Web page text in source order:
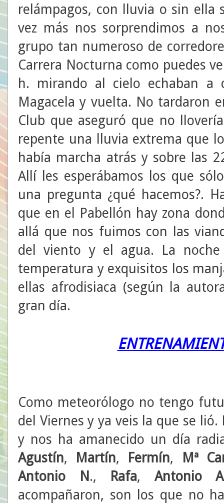
relámpagos, con lluvia o sin ella
vez más nos sorprendimos a
grupo tan numeroso de
Carrera Nocturna como puedes
h. mirando al cielo echaban a
Magacela y vuelta. No tardaron
Club que aseguró que no
repente una lluvia extrema que
había marcha atrás y sobre las
Allí les esperábamos los que
una pregunta ¿qué hacemos?.
que en el Pabellón hay zona
allá que nos fuimos con las
del viento y el agua. La
temperatura y exquisitos los
ellas afrodisiaca (según la
gran día.
Como meteorólogo no tengo
del Viernes y ya veis la que se
y nos ha amanecido un día
Agustín, Martín, Fermín, Mª
Antonio
N ., Rafa, Antonio
acompañaron, son los que no